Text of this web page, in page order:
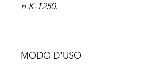
n.K-1250.
MODO D'USO